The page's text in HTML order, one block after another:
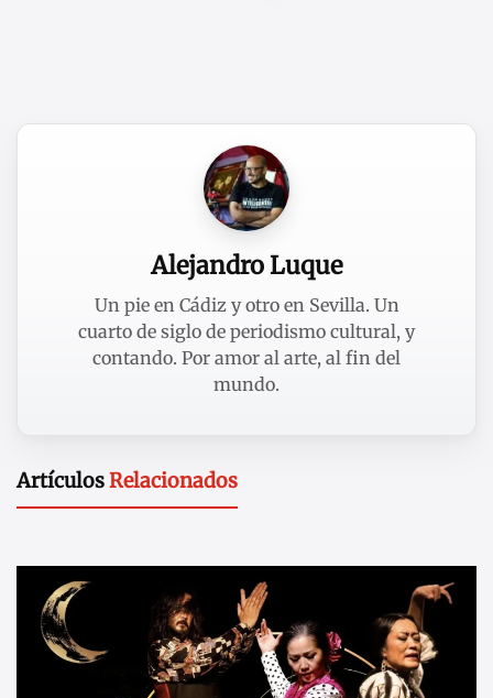
Alejandro Luque
Un pie en Cádiz y otro en Sevilla. Un
cuarto de siglo de periodismo cultural, y
contando. Por amor al arte, al fin del
mundo.
ArtículosRelacionados